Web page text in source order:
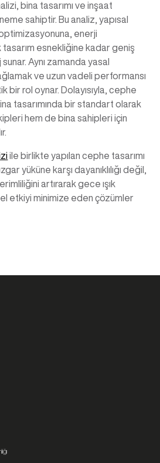
bina tasarımı ve inşaat
sahiptir. Bu analiz, yapısal
enerji
esnekliğine kadar geniş
Aynı zamanda yasal
ve uzun vadeli performansı
bir rol oynar. Dolayısıyla, cephe
tasarımında bir standart olarak
hem de bina sahipleri için
ile birlikte yapılan cephe tasarımı
yüküne karşı dayanıklılığı değil,
artırarak gece ışık
etkiyi minimize eden çözümler